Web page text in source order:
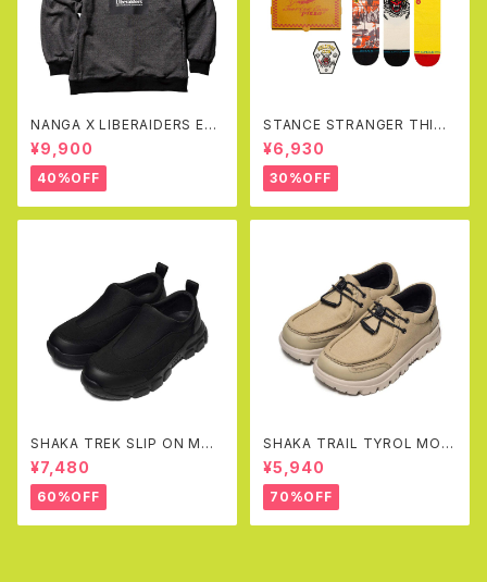
NANGA X LIBERAIDERS EC
O HYBRID SWEAT SHIRT(B
LACK)
¥9,900
40%OFF
STANCE STRANGER THING
S X STANCE CREW SOCKS
BOX SET
¥6,930
30%OFF
SHAKA TREK SLIP ON MOC
AT
¥7,480
60%OFF
SHAKA TRAIL TYROL MOC
EX(SAND)
¥5,940
70%OFF